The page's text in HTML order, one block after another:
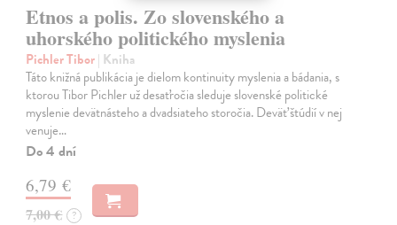
Etnos a polis. Zo slovenského a
uhorského politického myslenia
Pichler Tibor| Kniha
Táto knižná publikácia je dielom kontinuity myslenia a bádania, s
ktorou Tibor Pichler už desaťročia sleduje slovenské politické
myslenie devätnásteho a dvadsiateho storočia. Deväť štúdií v nej
venuje…
Do 4 dní
6,79 €
7,00 € ?